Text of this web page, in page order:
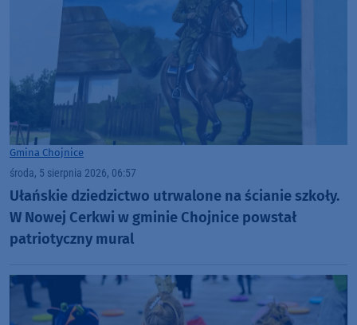
Gmina Chojnice
środa, 5 sierpnia 2026, 06:57
Ułańskie dziedzictwo utrwalone na ścianie szkoły.
W Nowej Cerkwi w gminie Chojnice powstał
patriotyczny mural